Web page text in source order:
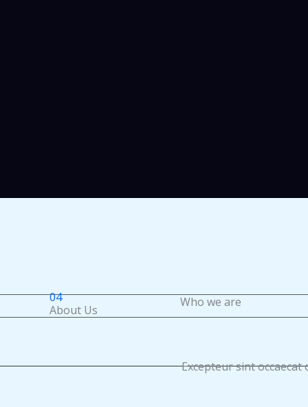
04
About Us
Who we are
Excepteur sint